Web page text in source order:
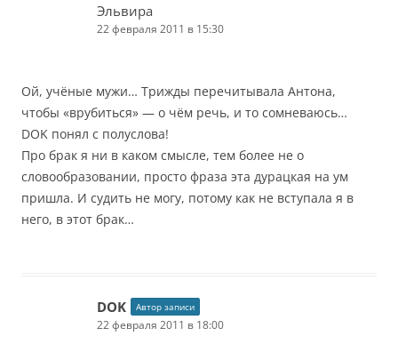
Эльвира
22 февраля 2011 в 15:30
Ой, учёные мужи… Трижды перечитывала Антона,
чтобы «врубиться» — о чём речь, и то сомневаюсь…
DOK понял с полуслова!
Про брак я ни в каком смысле, тем более не о
словообразовании, просто фраза эта дурацкая на ум
пришла. И судить не могу, потому как не вступала я в
него, в этот брак…
DOK Автор записи
22 февраля 2011 в 18:00